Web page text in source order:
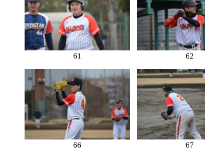
61 62
66 67